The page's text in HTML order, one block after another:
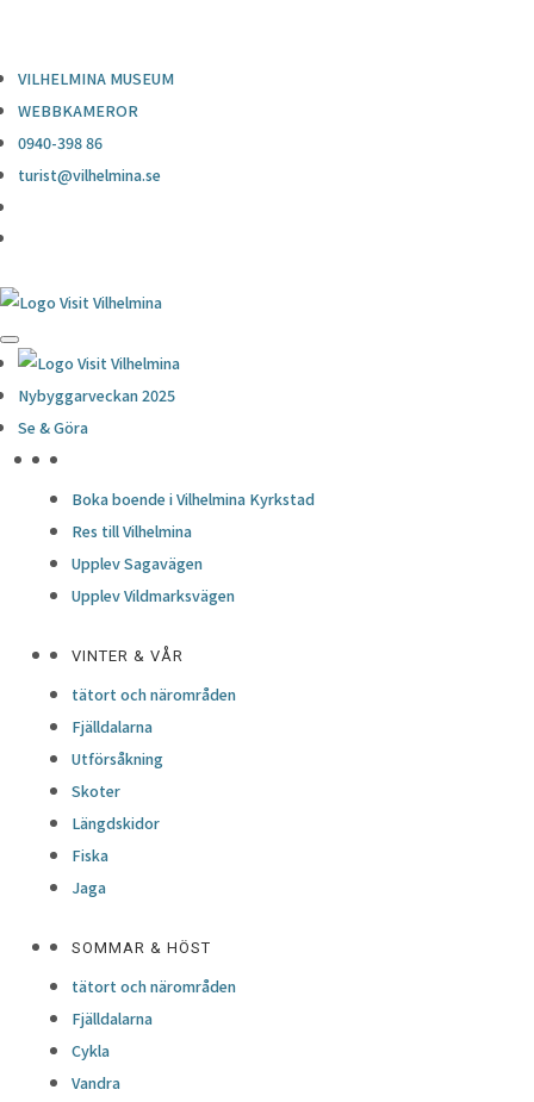
VILHELMINA MUSEUM
WEBBKAMEROR
0940-398 86
turist@vilhelmina.se
Nybyggarveckan 2025
Se & Göra
Boka boende i Vilhelmina Kyrkstad
Res till Vilhelmina
Upplev Sagavägen
Upplev Vildmarksvägen
VINTER & VÅR
tätort och närområden
Fjälldalarna
Utförsåkning
Skoter
Längdskidor
Fiska
Jaga
SOMMAR & HÖST
tätort och närområden
Fjälldalarna
Cykla
Vandra